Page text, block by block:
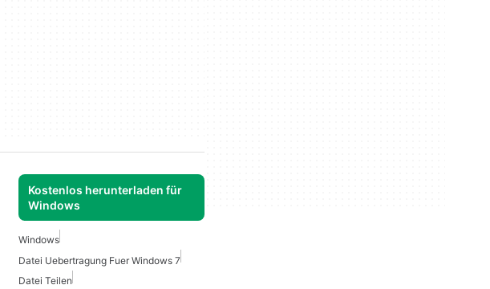
Kostenlos herunterladen für
Windows
Windows
Datei Uebertragung Fuer Windows 7
Datei Teilen